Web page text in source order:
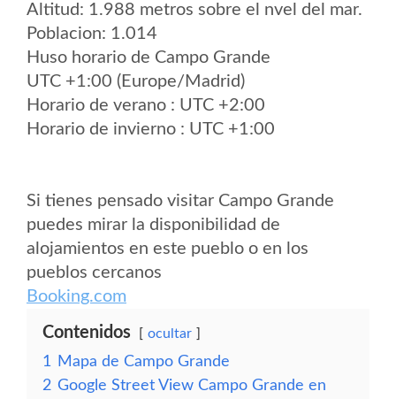
Altitud: 1.988 metros sobre el nvel del mar.
Poblacion: 1.014
Huso horario de Campo Grande
UTC +1:00 (Europe/Madrid)
Horario de verano : UTC +2:00
Horario de invierno : UTC +1:00
Si tienes pensado visitar Campo Grande
puedes mirar la disponibilidad de
alojamientos en este pueblo o en los
pueblos cercanos
Booking.com
Contenidos ocultar
1
Mapa de Campo Grande
2 Google Street View Campo Grande en